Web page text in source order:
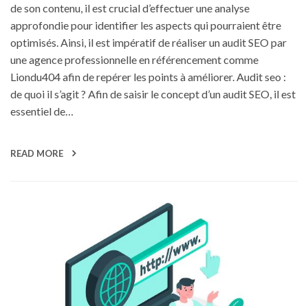
de son contenu, il est crucial d’effectuer une analyse
approfondie pour identifier les aspects qui pourraient être
optimisés. Ainsi, il est impératif de réaliser un audit SEO par
une agence professionnelle en référencement comme
Liondu404 afin de repérer les points à améliorer. Audit seo :
de quoi il s’agit ? Afin de saisir le concept d’un audit SEO, il est
essentiel de…
READ MORE